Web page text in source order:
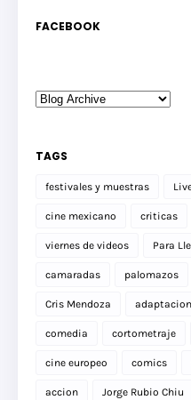
FACEBOOK
TAGS
festivales y muestras
cine mexicano criticas
viernes de videos Para
camaradas palomazos
Cris Mendoza
comedia cortometraje
cine europeo comics
accion Jorge Rubio Chiu